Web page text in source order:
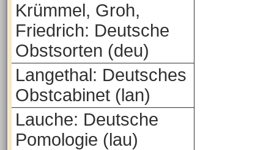
Krümmel, Groh,
Friedrich: Deutsche
Obstsorten (deu)
Langethal: Deutsches
Obstcabinet (lan)
Lauche: Deutsche
Pomologie (lau)